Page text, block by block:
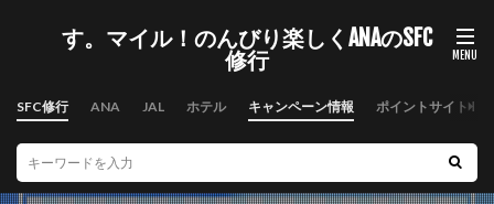
す。マイル！のんびり楽しくANAのSFC
修行
SFC修行 ANA JAL ホテル キャンペーン情報 ポイントサイト